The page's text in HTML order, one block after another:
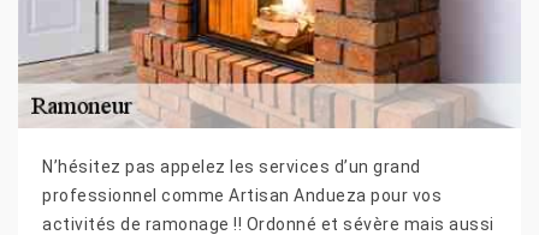
N’hésitez pas appelez les services d’un grand
professionnel comme Artisan Andueza pour vos
activités de ramonage !! Ordonné et sévère mais aussi